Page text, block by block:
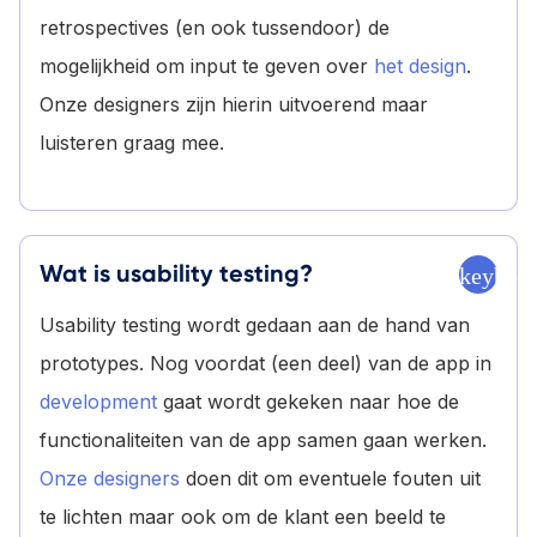
retrospectives (en ook tussendoor) de
mogelijkheid om input te geven over het design.
Onze designers zijn hierin uitvoerend maar
luisteren graag mee.
Wat is usability testing?
Usability testing wordt gedaan aan de hand van
prototypes. Nog voordat (een deel) van de app in
development gaat wordt gekeken naar hoe de
functionaliteiten van de app samen gaan werken.
Onze designers doen dit om eventuele fouten uit
te lichten maar ook om de klant een beeld te